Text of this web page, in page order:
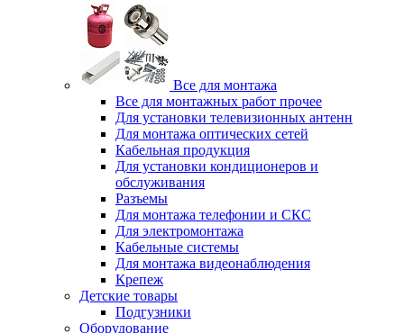
Все для монтажа
Все для монтажных работ прочее
Для установки телевизионных антенн
Для монтажа оптических сетей
Кабельная продукция
Для установки кондиционеров и
обслуживания
Разъемы
Для монтажа телефонии и СКС
Для электромонтажа
Кабельные системы
Для монтажа видеонаблюдения
Крепеж
Детские товары
Подгузники
Оборудование